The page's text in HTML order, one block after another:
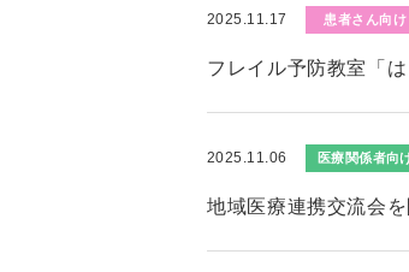
2025.11.17 患者さん向け
フレイル予防教室「
2025.11.06 医療関係者向
地域医療連携交流会